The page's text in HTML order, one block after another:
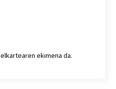
elkartearen ekimena da.